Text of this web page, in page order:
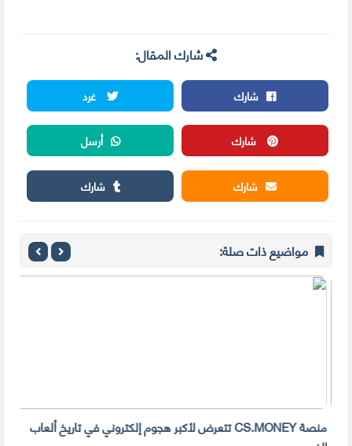
شارك المقال:
شارك
غرد
شارك
أرسل
شارك
شارك
مواضيع ذات صلة:
منصة CS.MONEY تتعرض لأكبر هجوم إلكتروني في تاريخ ألعاب